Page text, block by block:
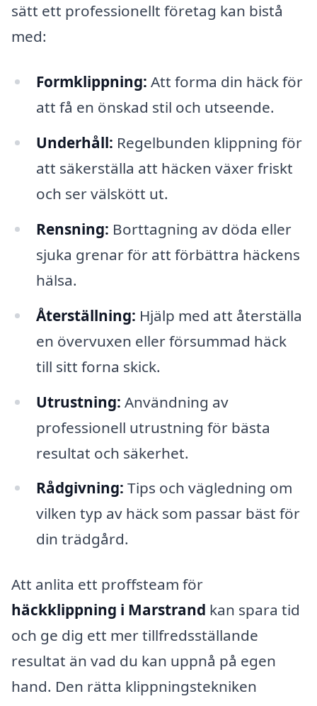
sätt ett professionellt företag kan bistå
med:
Formklippning: Att forma din häck för
att få en önskad stil och utseende.
Underhåll: Regelbunden klippning för
att säkerställa att häcken växer friskt
och ser välskött ut.
Rensning: Borttagning av döda eller
sjuka grenar för att förbättra häckens
hälsa.
Återställning: Hjälp med att återställa
en övervuxen eller försummad häck
till sitt forna skick.
Utrustning: Användning av
professionell utrustning för bästa
resultat och säkerhet.
Rådgivning: Tips och vägledning om
vilken typ av häck som passar bäst för
din trädgård.
Att anlita ett proffsteam för
häckklippning i Marstrand kan spara tid
och ge dig ett mer tillfredsställande
resultat än vad du kan uppnå på egen
hand. Den rätta klippningstekniken